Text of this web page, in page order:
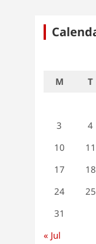
M
T
3
4
10
11
17
18
24
25
31
« Jul